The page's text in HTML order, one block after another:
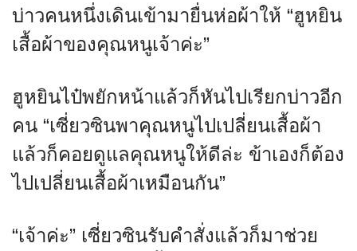
บ่าวคนหนึ่งเดินเข้ามายื่นห่อผ้าให้ “ฮูหยิน
เสื้อผ้าของคุณหนูเจ้าค่ะ”
ฮูหยินไป๋พยักหน้าแล้วก็หันไปเรียกบ่าวอีก
คน “เซี่ยวซินพาคุณหนูไปเปลี่ยนเสื้อผ้า
แล้วก็คอยดูแลคุณหนูให้ดีล่ะ ข้าเองก็ต้อง
ไปเปลี่ยนเสื้อผ้าเหมือนกัน”
“เจ้าค่ะ” เซี่ยวซินรับคำสั่งแล้วก็มาช่วย